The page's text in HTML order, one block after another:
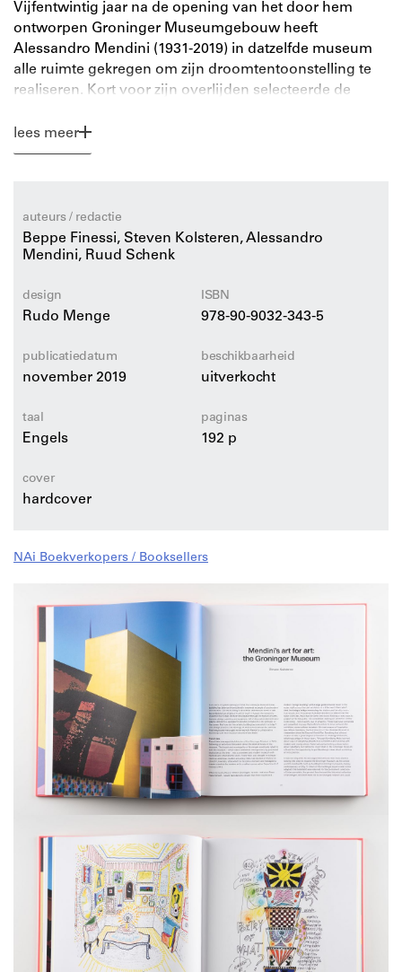
Vijfentwintig jaar na de opening van het door hem
ontworpen Groninger Museumgebouw heeft
Alessandro Mendini (1931-2019) in datzelfde museum
alle ruimte gekregen om zijn droomtentoonstelling te
realiseren. Kort voor zijn overlijden selecteerde de
tientallen van zijn eigen revolutionaire ontwerpen –
waaronder meubels, vazen, schilderijen en
wie hij zich verwant voelde.
Als geen ander huldigde Mendini het principe van
belang van de fantasie. Mondo Mendini is een
kleurrijke, visueel overweldigende mix van beeldende
lees meer
auteurs / redactie
Beppe Finessi, Steven Kolsteren, Alessandro
Mendini, Ruud Schenk
design
Rudo Menge
ISBN
978-90-9032-343-5
publicatiedatum
november 2019
beschikbaarheid
uitverkocht
taal
Engels
paginas
192 p
cover
hardcover
NAi Boekverkopers / Booksellers